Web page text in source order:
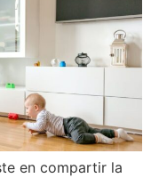
en compartir la